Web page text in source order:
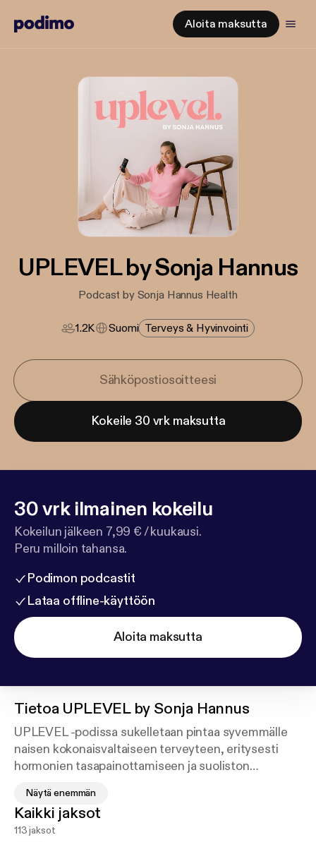
Aloita maksutta
UPLEVEL by Sonja Hannus
Podcast by Sonja Hannus Health
1.2K Suomi Terveys & Hyvinvointi
Kokeile 30 vrk maksutta
30 vrk ilmainen kokeilu
Kokeilun jälkeen 7,99 € / kuukausi.
Peru milloin tahansa.
Podimon podcastit
Lataa offline-käyttöön
Aloita maksutta
Tietoa UPLEVEL by Sonja Hannus
UPLEVEL -podissa sukelletaan pintaa syvemmälle
naisen kokonaisvaltaiseen terveyteen, eritysesti
hormonien tasapainottamiseen ja suoliston
viedä hyvinvointisi, energiasi ja elämäsi seuraavalle
tasolle – luonnollisesti.
Näytä enemmän
Kaikki jaksot
113 jaksot